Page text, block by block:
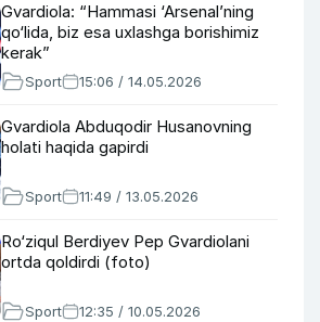
Gvardiola: “Hammasi ‘Arsenal’ning
qo‘lida, biz esa uxlashga borishimiz
kerak”
Sport 15:06 / 14.05.2026
Gvardiola Abduqodir Husanovning
holati haqida gapirdi
Sport 11:49 / 13.05.2026
Ro‘ziqul Berdiyev Pep Gvardiolani
ortda qoldirdi (foto)
Sport 12:35 / 10.05.2026